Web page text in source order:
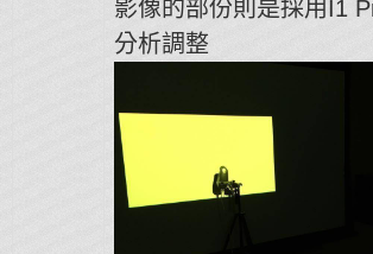
影像的部份則是採用I1
分析調整